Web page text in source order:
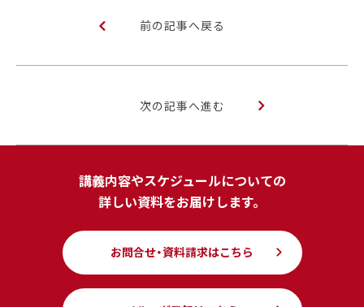
前の記事へ戻る
次の記事へ進む
講義内容やスケジュールについての
詳しい資料をお届けします。
お問合せ・資料請求はこちら